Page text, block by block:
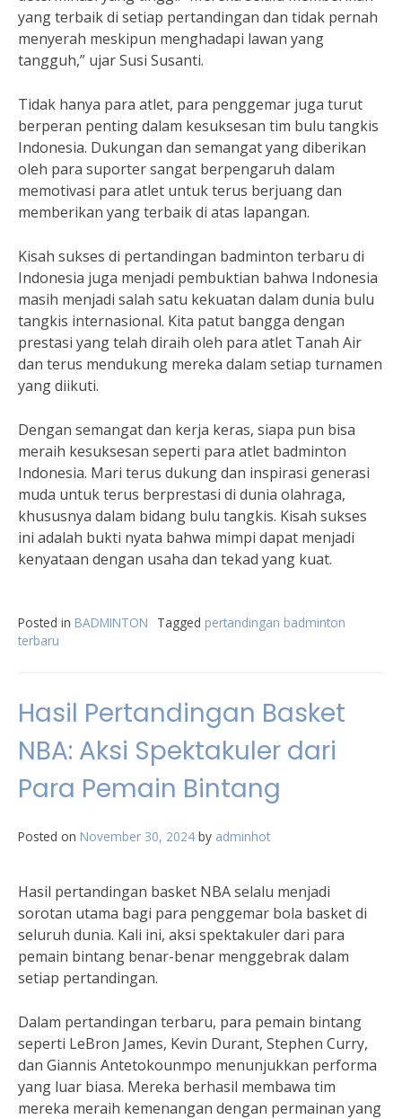
yang terbaik di setiap pertandingan dan tidak pernah
menyerah meskipun menghadapi lawan yang
tangguh,” ujar Susi Susanti.
Tidak hanya para atlet, para penggemar juga turut
berperan penting dalam kesuksesan tim bulu tangkis
Indonesia. Dukungan dan semangat yang diberikan
oleh para suporter sangat berpengaruh dalam
memotivasi para atlet untuk terus berjuang dan
memberikan yang terbaik di atas lapangan.
Kisah sukses di pertandingan badminton terbaru di
Indonesia juga menjadi pembuktian bahwa Indonesia
masih menjadi salah satu kekuatan dalam dunia bulu
tangkis internasional. Kita patut bangga dengan
prestasi yang telah diraih oleh para atlet Tanah Air
dan terus mendukung mereka dalam setiap turnamen
yang diikuti.
Dengan semangat dan kerja keras, siapa pun bisa
meraih kesuksesan seperti para atlet badminton
Indonesia. Mari terus dukung dan inspirasi generasi
muda untuk terus berprestasi di dunia olahraga,
khususnya dalam bidang bulu tangkis. Kisah sukses
ini adalah bukti nyata bahwa mimpi dapat menjadi
kenyataan dengan usaha dan tekad yang kuat.
Posted in BADMINTON Tagged pertandingan badminton
terbaru
Hasil Pertandingan Basket
NBA: Aksi Spektakuler dari
Para Pemain Bintang
Posted on November 30, 2024 by adminhot
Hasil pertandingan basket NBA selalu menjadi
sorotan utama bagi para penggemar bola basket di
seluruh dunia. Kali ini, aksi spektakuler dari para
pemain bintang benar-benar menggebrak dalam
setiap pertandingan.
Dalam pertandingan terbaru, para pemain bintang
seperti LeBron James, Kevin Durant, Stephen Curry,
dan Giannis Antetokounmpo menunjukkan performa
yang luar biasa. Mereka berhasil membawa tim
mereka meraih kemenangan dengan permainan yang